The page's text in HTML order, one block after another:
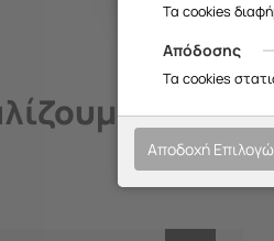
την
Τα cookies
Απόδοσης
Τα cookies
Αποδοχή